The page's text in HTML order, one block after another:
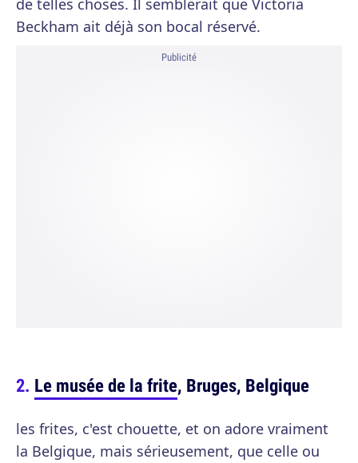
de telles choses. Il semblerait que Victoria
Beckham ait déjà son bocal réservé.
Publicité
Le musée de la frite, Bruges, Belgique
les frites, c'est chouette, et on adore vraiment
la Belgique, mais sérieusement, que celle ou